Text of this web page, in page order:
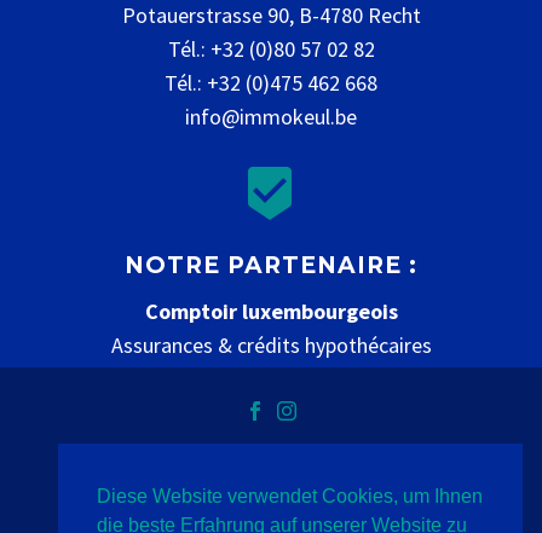
Potauerstrasse 90, B-4780 Recht
Tél.: +32 (0)80 57 02 82
Tél.: +32 (0)475 462 668
info@immokeul.be


NOTRE PARTENAIRE :
Comptoir luxembourgeois
Assurances & crédits hypothécaires
Datenschutz Impressum Kontakt
Diese Website verwendet Cookies, um Ihnen
die beste Erfahrung auf unserer Website zu